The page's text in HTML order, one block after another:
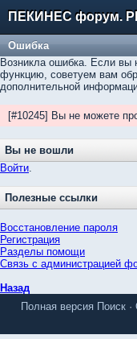
ПЕКИНЕС форум.
Ошибка
Возникла ошибка. Если вы
функцию, советуем вам
дополнительной
[#10245] Вы не можете
Вы не вошли
Войти.
Полезные ссылки
Восстановление пароля
Регистрация
Разделы помощи
Связь с администрацией
Назад
Полная версия Поиск ·